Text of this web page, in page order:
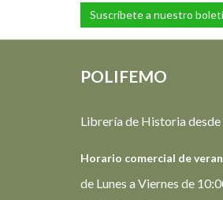
Suscríbete a nuestro
POLIFEMO
Librería de Historia
Horario comercial de
de Lunes a Viernes de